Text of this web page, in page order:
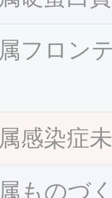
フロン
感染症
ものづ